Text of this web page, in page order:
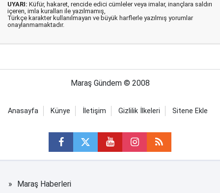
UYARI: Küfür, hakaret, rencide edici cümleler veya imalar, inançlara saldırı
içeren, imla kuralları ile yazılmamış,
Türkçe karakter kullanılmayan ve büyük harflerle yazılmış yorumlar
onaylanmamaktadır.
Maraş Gündem © 2008
Anasayfa Künye İletişim Gizlilik İlkeleri Sitene Ekle
Maraş Haberleri